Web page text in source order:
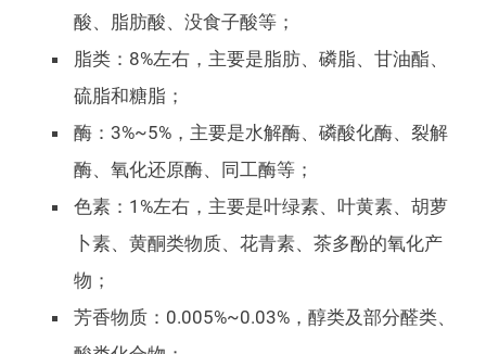
酸、脂肪酸、没食子酸等；
脂类：8%左右，主要是脂肪、磷脂、甘油酯、
硫脂和糖脂；
酶：3%~5%，主要是水解酶、磷酸化酶、裂解
酶、氧化还原酶、同工酶等；
色素：1%左右，主要是叶绿素、叶黄素、胡萝
卜素、黄酮类物质、花青素、茶多酚的氧化产
物；
芳香物质：0.005%~0.03%，醇类及部分醛类、